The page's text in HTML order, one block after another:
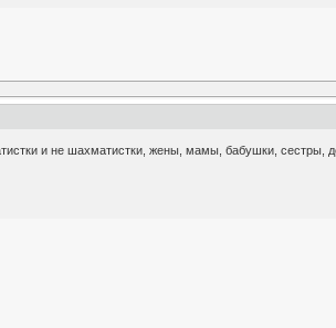
и не шахматистки, жены, мамы, бабушки, сестры,